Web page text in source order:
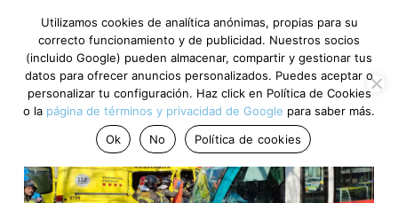
Utilizamos cookies de analítica anónimas, propias para su
correcto funcionamiento y de publicidad. Nuestros socios
(incluido Google) pueden almacenar, compartir y gestionar tus
datos para ofrecer anuncios personalizados. Puedes aceptar o
personalizar tu configuración. Haz click en Política de Cookies
o la página de términos y privacidad de Google para saber más.
Ok
No Política de cookies